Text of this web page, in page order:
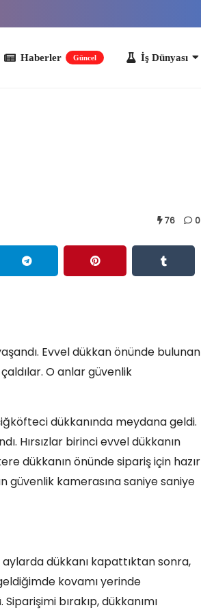
İş Dünyası
76 0
Evvel dükkan önünde bulunan
O anlar güvenlik
dükkanında meydana geldi.
Hırsızlar birinci evvel dükkanın
dükkanın önünde sipariş için hazır
güvenlik kamerasına saniye saniye
aylarda dükkanı kapattıktan sonra,
kovamı yerinde
bırakıp, dükkanımı